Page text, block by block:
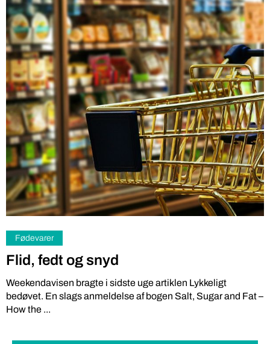
Fødevarer
Flid, fedt og snyd
Weekendavisen bragte i sidste uge artiklen Lykkeligt
bedøvet. En slags anmeldelse af bogen Salt, Sugar and Fat –
How the ...